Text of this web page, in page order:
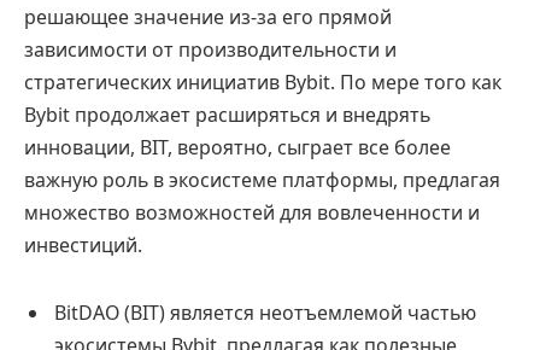
решающее значение из-за его прямой
зависимости от производительности и
стратегических инициатив Bybit. По мере того как
Bybit продолжает расширяться и внедрять
инновации, BIT, вероятно, сыграет все более
важную роль в экосистеме платформы, предлагая
множество возможностей для вовлеченности и
инвестиций.
BitDAO (BIT) является неотъемлемой частью